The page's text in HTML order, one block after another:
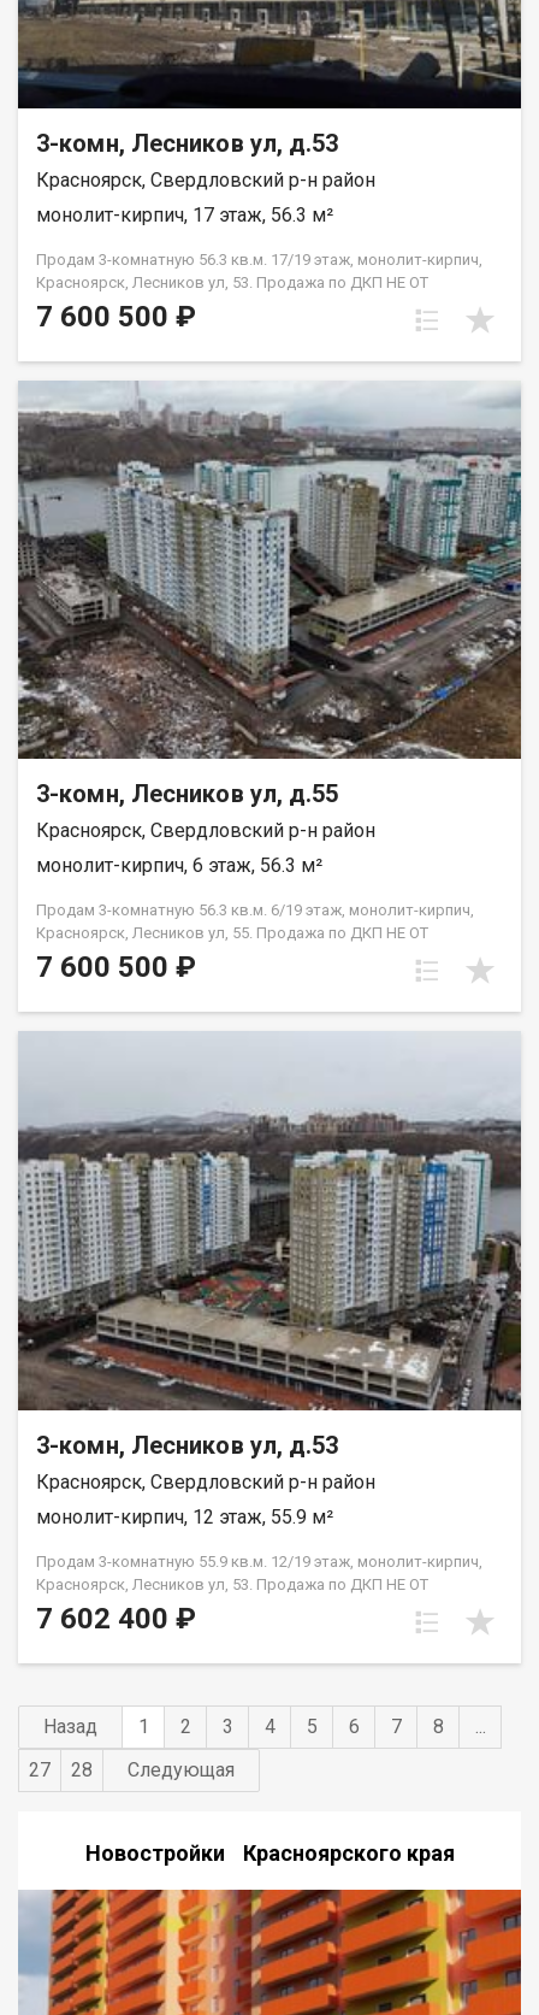
3-комн, Лесников ул, д.53
Красноярск, Свердловский р-н район
монолит-кирпич, 17 этаж, 56.3 м²
Продам 3-комнатную 56.3 кв.м. 17/19 этаж, монолит-кирпич,
Красноярск, Лесников ул, 53. Продажа по ДКП НЕ ОТ
ЗАСТРОЙЩИКА
7 600 500 ₽
3-комн, Лесников ул, д.55
Красноярск, Свердловский р-н район
монолит-кирпич, 6 этаж, 56.3 м²
Продам 3-комнатную 56.3 кв.м. 6/19 этаж, монолит-кирпич,
Красноярск, Лесников ул, 55. Продажа по ДКП НЕ ОТ
ЗАСТРОЙЩИКА
7 600 500 ₽
3-комн, Лесников ул, д.53
Красноярск, Свердловский р-н район
монолит-кирпич, 12 этаж, 55.9 м²
Продам 3-комнатную 55.9 кв.м. 12/19 этаж, монолит-кирпич,
Красноярск, Лесников ул, 53. Продажа по ДКП НЕ ОТ
ЗАСТРОЙЩИКА
7 602 400 ₽
Назад 1 2 3 4 5 6 7 8
...
27
28 Следующая
Новостройки Красноярского края